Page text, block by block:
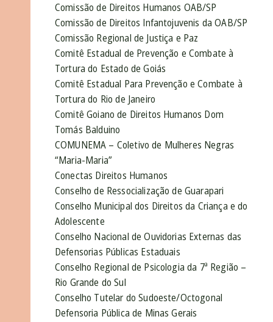
Comissão de Direitos Humanos OAB/SP
Comissão de Direitos Infantojuvenis da OAB/SP
Comissão Regional de Justiça e Paz
Comitê Estadual de Prevenção e Combate à
Tortura do Estado de Goiás
Comitê Estadual Para Prevenção e Combate à
Tortura do Rio de Janeiro
Comitê Goiano de Direitos Humanos Dom
Tomás Balduino
COMUNEMA – Coletivo de Mulheres Negras
“Maria-Maria”
Conectas Direitos Humanos
Conselho de Ressocialização de Guarapari
Conselho Municipal dos Direitos da Criança e do
Adolescente
Conselho Nacional de Ouvidorias Externas das
Defensorias Públicas Estaduais
Conselho Regional de Psicologia da 7ª Região –
Rio Grande do Sul
Conselho Tutelar do Sudoeste/Octogonal
Defensoria Pública de Minas Gerais